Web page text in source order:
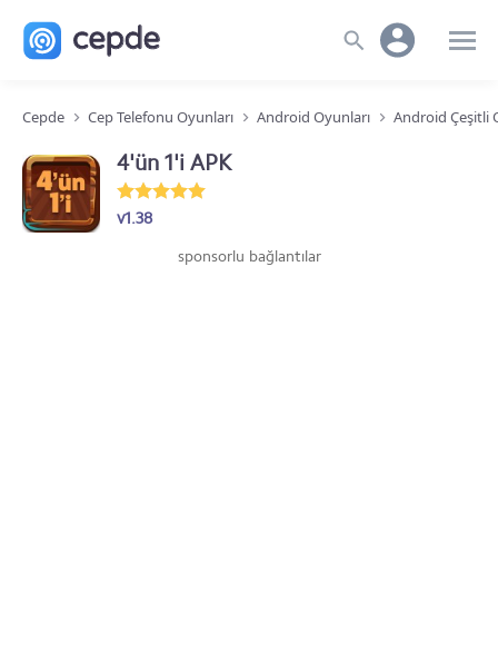
Cepde Cep Telefonu Oyunları Android Oyunları Android Çeşitli
4'ün 1'i APK
v1.38
sponsorlu bağlantılar